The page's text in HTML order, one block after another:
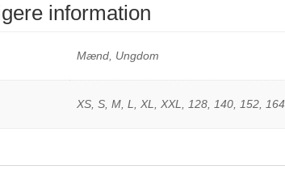
information
Mænd, Ungdom
XS, S, M, L, XL, XXL, 128, 140, 152, 164